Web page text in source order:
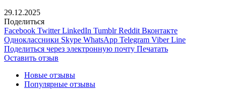
29.12.2025
Поделиться
Facebook Twitter LinkedIn Tumblr Reddit Вконтакте
Одноклассники Skype WhatsApp Telegram Viber Line
Поделиться через электронную почту Печатать
Оставить отзыв
Новые отзывы
Популярные отзывы